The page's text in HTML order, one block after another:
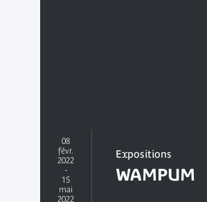
08
févr.
2022
-
15
mai
2022
Expositions
WAMPUM